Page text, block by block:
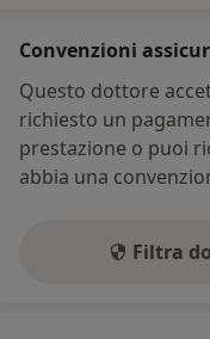
Convenzioni
Questo dottore
richiesto un
prestazione o puoi
abbia una
Filtra